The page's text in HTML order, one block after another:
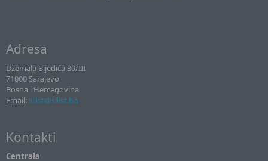
Adresa
Džemala Bijedića 39/III
71000 Sarajevo
Bosna i Hercegovina
Email: sllist@sllist.ba
Kontakti
Centrala